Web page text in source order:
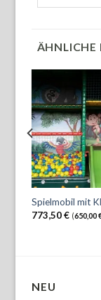
ÄHNLICHE
Spielmobil mit
773,50€ (650,00
NEU